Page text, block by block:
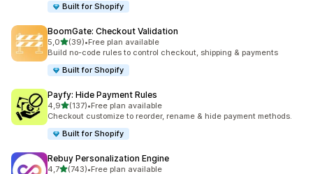
Built for Shopify
BoomGate: Checkout Validation
5,0/ 5 tähteä
(39)
39 arvostelua yhteensä
•Free plan available
Build no-code rules to control checkout, shipping & payments
Built for Shopify
Payfy: Hide Payment Rules
4,9/ 5 tähteä
(137)
137 arvostelua yhteensä
•Free plan available
Checkout customize to reorder, rename & hide payment methods.
Built for Shopify
Rebuy Personalization Engine
4,7/ 5 tähteä
(743)•Free plan available